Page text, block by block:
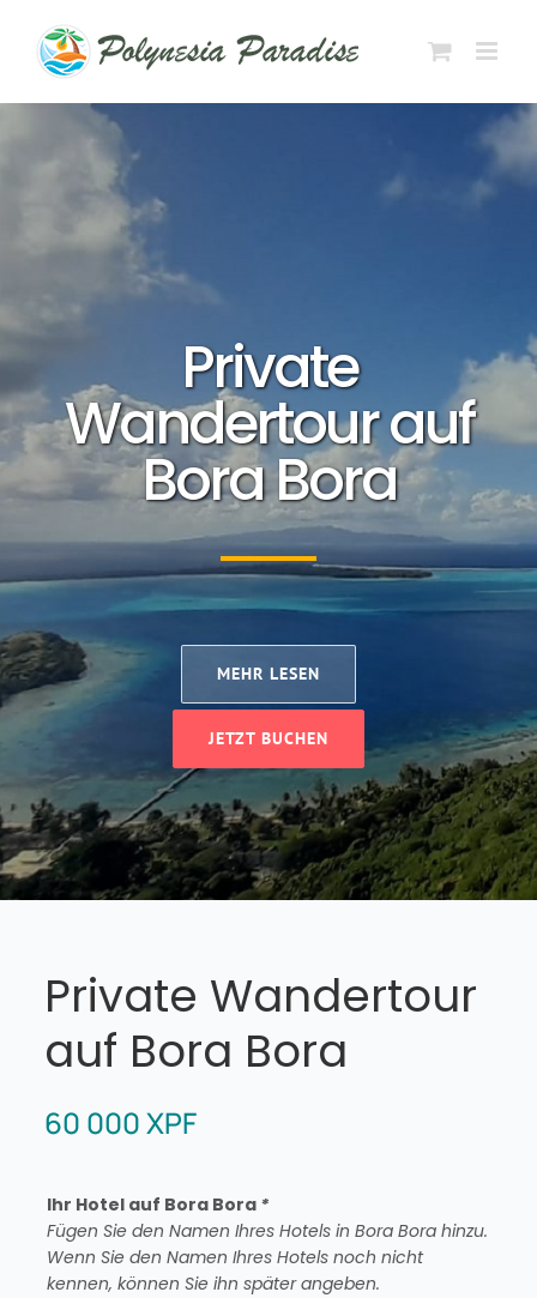
Inhalt
springen
Private
Wandertour auf
Bora Bora
MEHR LESEN
JETZT BUCHEN
Private Wandertour
auf Bora Bora
60 000XPF
Ihr Hotel auf Bora Bora *
Fügen Sie den Namen Ihres Hotels in Bora Bora hinzu.
Wenn Sie den Namen Ihres Hotels noch nicht
kennen, können Sie ihn später angeben.